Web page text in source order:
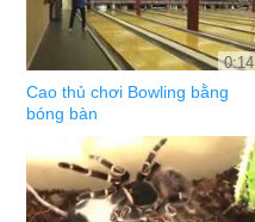
0:14
Cao thủ chơi Bowling bằng
bóng bàn